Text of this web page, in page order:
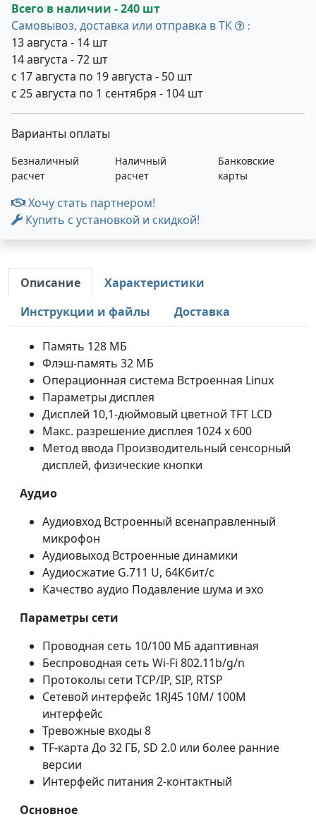
Всего в наличии - 240 шт
Самовывоз, доставка или отправка в ТК
:
13 августа - 14 шт
14 августа - 72 шт
с 17 августа по 19 августа - 50 шт
с 25 августа по 1 сентября - 104 шт
Варианты оплаты
Безналичный
расчет
Наличный
расчет
Банковские
карты
Хочу стать партнером!
Купить с установкой и скидкой!
Описание
Характеристики
Инструкции и файлы
Доставка
Память 128 МБ
Флэш-память 32 МБ
Операционная система Встроенная Linux
Параметры дисплея
Дисплей 10,1-дюймовый цветной TFT LCD
Макс. разрешение дисплея 1024 x 600
Метод ввода Производительный сенсорный
дисплей, физические кнопки
Аудио
Аудиовход Встроенный всенаправленный
микрофон
Аудиовыход Встроенные динамики
Аудиосжатие G.711 U, 64Кбит/с
Качество аудио Подавление шума и эхо
Параметры сети
Проводная сеть 10/100 МБ адаптивная
Беспроводная сеть Wi-Fi 802.11b/g/n
Протоколы сети TCP/IP, SIP, RTSP
Сетевой интерфейс 1RJ45 10M/ 100M
интерфейс
Тревожные входы 8
TF-карта До 32 ГБ, SD 2.0 или более ранние
версии
Интерфейс питания 2-контактный
Основное